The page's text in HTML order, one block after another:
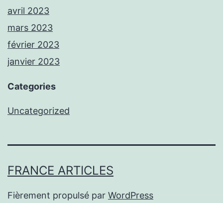
avril 2023
mars 2023
février 2023
janvier 2023
Categories
Uncategorized
FRANCE ARTICLES
Fièrement propulsé par WordPress